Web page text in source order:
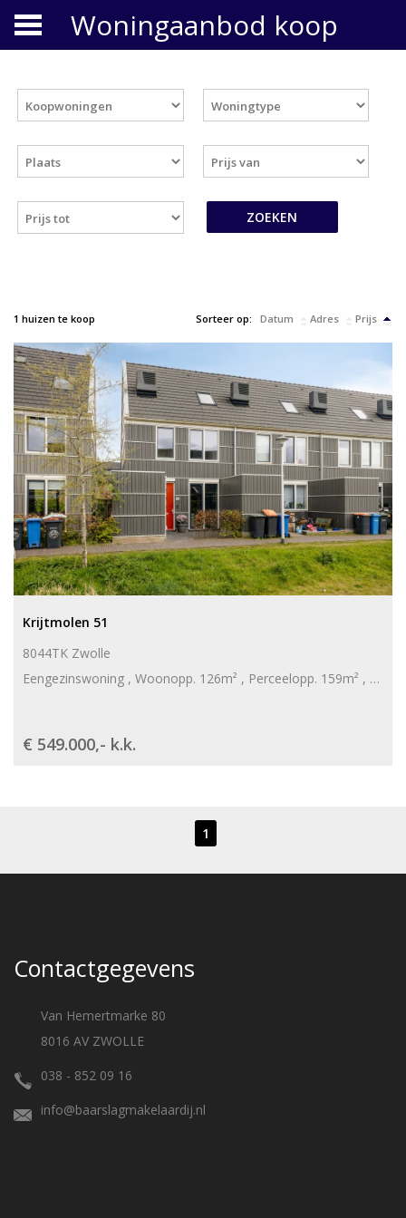
1 huizen te koop Sorteer op: Datum Adres Prijs
Krijtmolen 51
8044TK Zwolle
Eengezinswoning , Woonopp. 126m² , Perceelopp. 159m² , 3 slaapkamers
€ 549.000,- k.k.
1
Contactgegevens
Van Hemertmarke 80
8016 AV ZWOLLE
038 - 852 09 16
info@baarslagmakelaardij.nl
Woningaanbod koop